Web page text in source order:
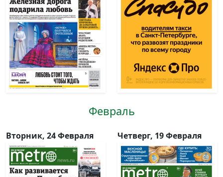
Февраль
Вторник, 24 Февраля Четверг, 19 Февраля